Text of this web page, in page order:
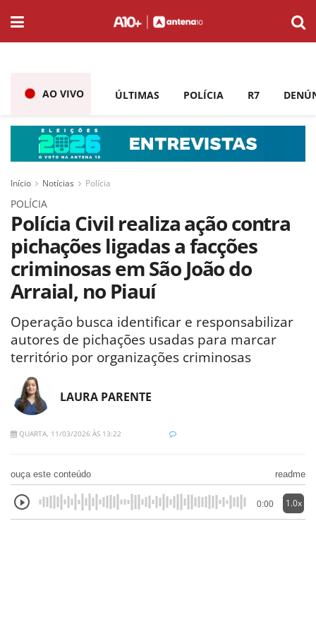
AO VIVO ÚLTIMAS POLÍCIA R7
Início Notícias Polícia
POLÍCIA
Polícia Civil realiza ação contra
pichações ligadas a facções
criminosas em São João do
Arraial, no Piauí
Operação busca identificar e responsabilizar
autores de pichações usadas para marcar
território por organizações criminosas
LAURA PARENTE
QUARTA, 11/03/2026 ÀS 13:22
ouça este conteúdo readme
0:00 1.0x